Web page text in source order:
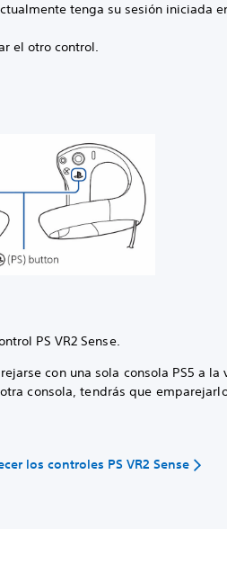
tenga su sesión iniciada
el otro control.
PS VR2 Sense.
con una sola consola PS5 a la
consola, tendrás que
los controles PS VR2 Sense